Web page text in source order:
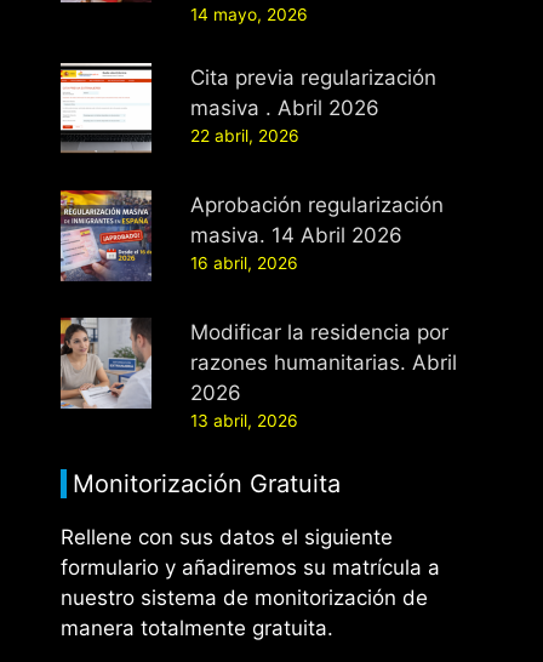
14 mayo, 2026
Cita previa regularización
masiva . Abril 2026
22 abril, 2026
Aprobación regularización
masiva. 14 Abril 2026
16 abril, 2026
Modificar la residencia por
razones humanitarias. Abril
2026
13 abril, 2026
Monitorización Gratuita
Rellene con sus datos el siguiente
formulario y añadiremos su matrícula a
nuestro sistema de monitorización de
manera totalmente gratuita.